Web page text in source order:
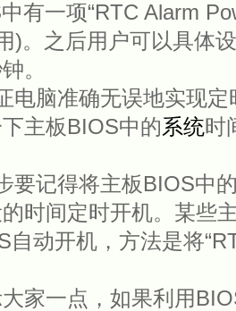
一项“RTC Alarm
)。之后用户可以具体
。
脑准确无误地实现定
主板BIOS中的系统时
记得将主板BIOS中的
时间定时开机。某些
自动开机，方法是将
一点，如果利用